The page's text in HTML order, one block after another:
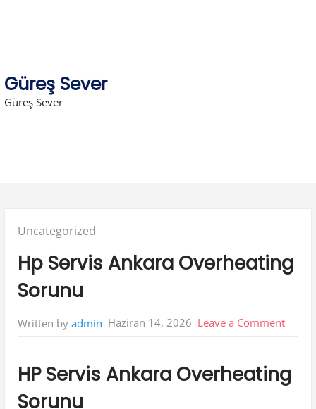
Güreş Sever
Güreş Sever
Posted
Uncategorized
Hp Servis Ankara Overheating
Sorunu
Written by admin Haziran 14, 2026 Leave a Commenton
HP Servis Ankara Overheating
Sorunu